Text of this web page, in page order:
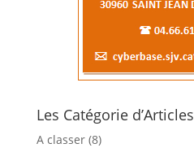
Les Catégorie d’Articles
A classer(8)